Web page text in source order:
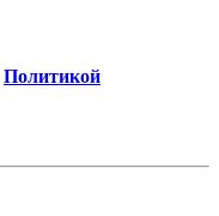
Политикой